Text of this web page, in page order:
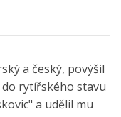
a český, povýšil
rytířského stavu
a udělil mu